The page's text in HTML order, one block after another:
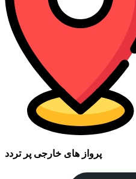
پرواز های خارجی پر تردد